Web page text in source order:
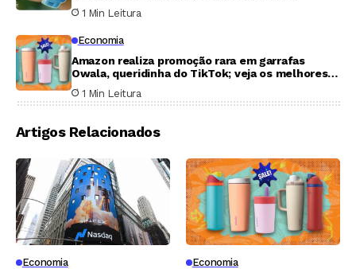
1 Min Leitura
Economia
Amazon realiza promoção rara em garrafas
Owala, queridinha do TikTok; veja os melhores
descontos
1 Min Leitura
Artigos Relacionados
Economia Economia